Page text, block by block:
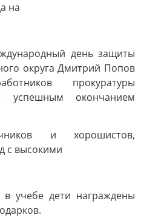
на
день защиты
округа Дмитрий Попов
прокуратуры
успешным окончанием
и хорошистов,
с высокими
учебе дети награждены